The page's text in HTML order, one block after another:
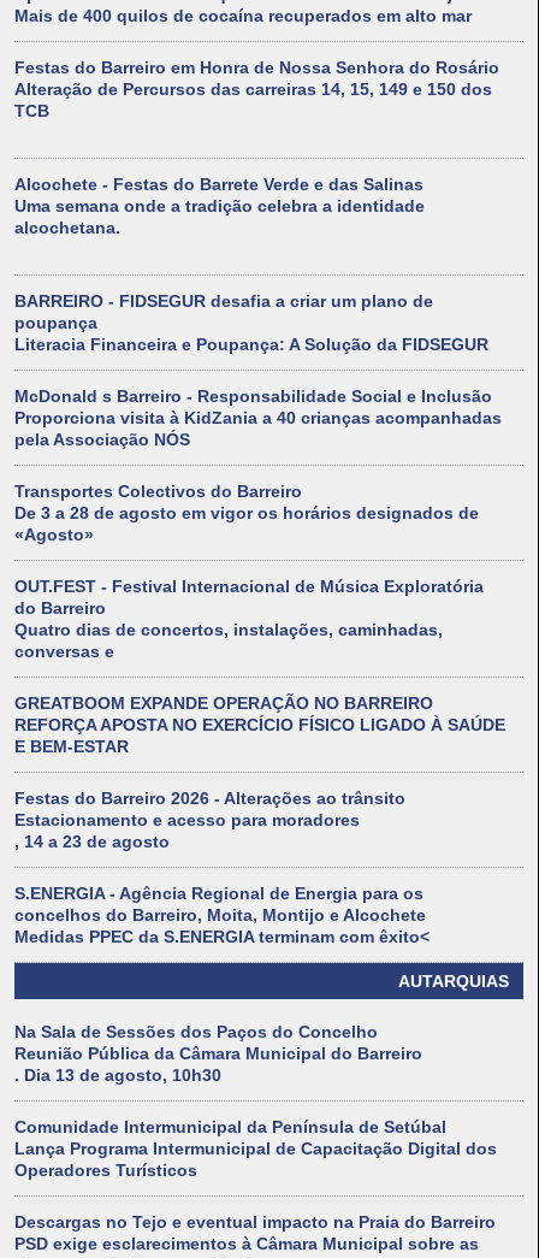
Mais de 400 quilos de cocaína recuperados em alto mar
Festas do Barreiro em Honra de Nossa Senhora do Rosário
Alteração de Percursos das carreiras 14, 15, 149 e 150 dos
TCB
Alcochete - Festas do Barrete Verde e das Salinas
Uma semana onde a tradição celebra a identidade
alcochetana.
BARREIRO - FIDSEGUR desafia a criar um plano de
poupança
Literacia Financeira e Poupança: A Solução da FIDSEGUR
McDonald s Barreiro - Responsabilidade Social e Inclusão
Proporciona visita à KidZania a 40 crianças acompanhadas
pela Associação NÓS
Transportes Colectivos do Barreiro
De 3 a 28 de agosto em vigor os horários designados de
«Agosto»
OUT.FEST - Festival Internacional de Música Exploratória
do Barreiro
Quatro dias de concertos, instalações, caminhadas,
conversas e
GREATBOOM EXPANDE OPERAÇÃO NO BARREIRO
REFORÇA APOSTA NO EXERCÍCIO FÍSICO LIGADO À SAÚDE
E BEM-ESTAR
Festas do Barreiro 2026 - Alterações ao trânsito
Estacionamento e acesso para moradores
, 14 a 23 de agosto
S.ENERGIA - Agência Regional de Energia para os
concelhos do Barreiro, Moita, Montijo e Alcochete
Medidas PPEC da S.ENERGIA terminam com êxito<
AUTARQUIAS
Na Sala de Sessões dos Paços do Concelho
Reunião Pública da Câmara Municipal do Barreiro
. Dia 13 de agosto, 10h30
Comunidade Intermunicipal da Península de Setúbal
Lança Programa Intermunicipal de Capacitação Digital dos
Operadores Turísticos
Descargas no Tejo e eventual impacto na Praia do Barreiro
PSD exige esclarecimentos à Câmara Municipal sobre as